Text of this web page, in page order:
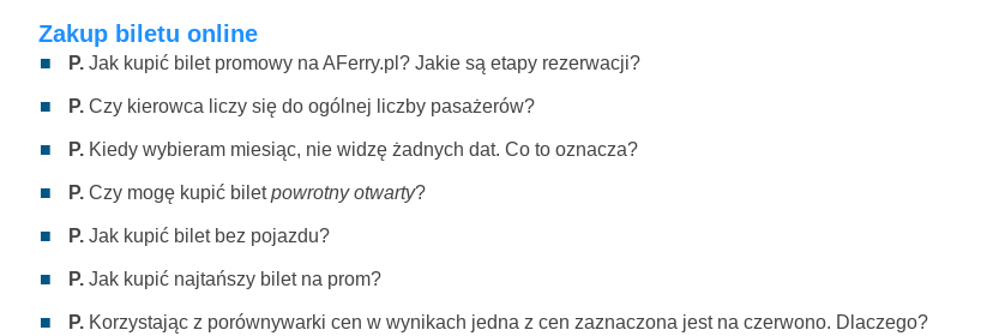
Zakup biletu online
P. Jak kupić bilet promowy na AFerry.pl? Jakie są etapy rezerwacji?
P. Czy kierowca liczy się do ogólnej liczby pasażerów?
P. Kiedy wybieram miesiąc, nie widzę żadnych dat. Co to oznacza?
P. Czy mogę kupić biletpowrotny otwarty?
P. Jak kupić bilet bez pojazdu?
P. Jak kupić najtańszy bilet na prom?
P. Korzystając z porównywarki cen w wynikach jedna z cen zaznaczona jest na czerwono. Dlaczego?